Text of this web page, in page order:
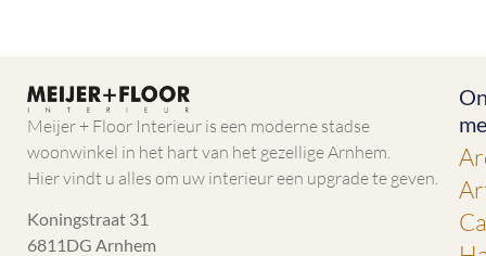
Meijer + Floor Interieur is een moderne stadse
woonwinkel in het hart van het gezellige Arnhem.
Hier vindt u alles om uw interieur een upgrade te geven.
Koningstraat 31
6811DG Arnhem